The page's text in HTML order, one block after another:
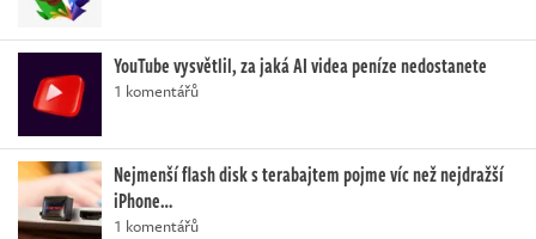
YouTube vysvětlil, za jaká AI videa peníze nedostanete
1 komentářů
Nejmenší flash disk s terabajtem pojme víc než nejdražší
iPhone…
1 komentářů